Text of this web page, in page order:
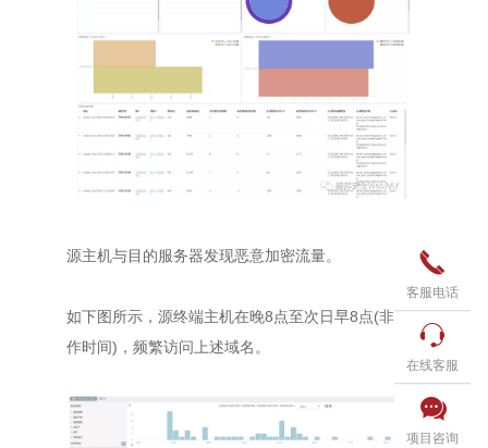
源主机与目的服务器发现恶意加密流量。
如下图所示，源终端主机在晚8点至次日早8点(非工
作时间)，频繁访问上述域名。

客服电话

在线客服

项目咨询